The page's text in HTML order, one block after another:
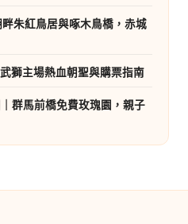
朱紅鳥居與啄木鳥橋，赤城
獅主場熱血朝聖與購票指南
群馬前橋免費玫瑰園，親子